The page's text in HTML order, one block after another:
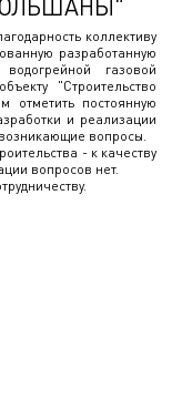
коллективу
разработанную
газовой
"Строительство
отметить постоянную
и реализации
вопросы.
- к качеству
вопросов нет.